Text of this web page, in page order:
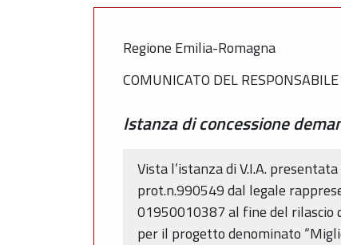
Regione Emilia-Romagna
COMUNICATO DEL
Istanza di concessione
Vista l’istanza di V.I.A.
prot.n.990549 dal legale
01950010387 al fine del rilascio
per il progetto denominato